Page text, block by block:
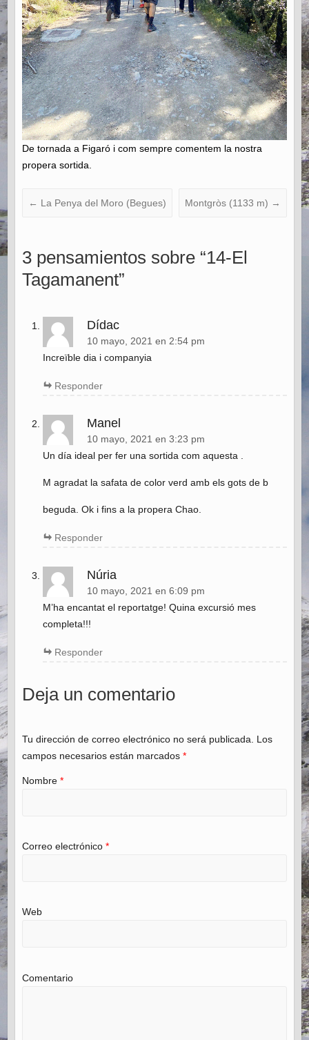
De tornada a Figaró i com sempre comentem la nostra
propera sortida.
← La Penya del Moro (Begues) Montgròs (1133 m) →
3 pensamientos sobre “14-El
Tagamanent”
Dídac
10 mayo, 2021 en 2:54 pm
Increïble dia i companyia
Responder
Manel
10 mayo, 2021 en 3:23 pm
Un día ideal per fer una sortida com aquesta .
M agradat la safata de color verd amb els gots de b
beguda. Ok i fins a la propera Chao.
Responder
Núria
10 mayo, 2021 en 6:09 pm
M’ha encantat el reportatge! Quina excursió mes
completa!!!
Responder
Deja un comentario
Tu dirección de correo electrónico no será publicada. Los
campos necesarios están marcados *
Nombre *
Correo electrónico *
Web
Comentario